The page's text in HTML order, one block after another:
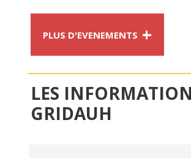
PLUS D'EVENEMENTS +
LES
GRIDAUH